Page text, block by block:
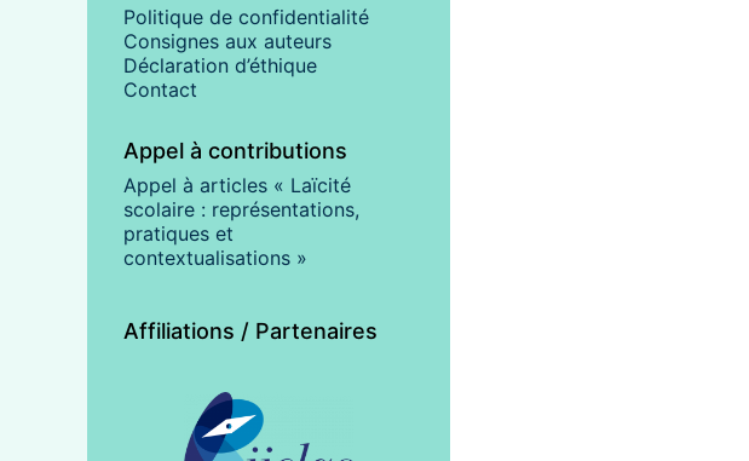
Politique de confidentialité
Consignes aux auteurs
Déclaration d’éthique
Contact
Appel à contributions
Appel à articles « Laïcité
scolaire : représentations,
pratiques et
contextualisations »
Affiliations / Partenaires